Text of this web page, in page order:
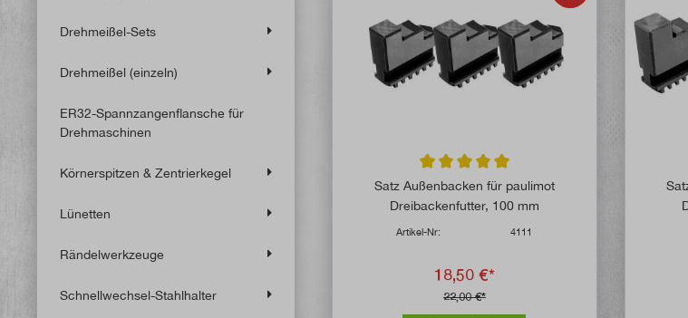
Drehmeißel-Sets
Drehmeißel (einzeln)
ER32-Spannzangenflansche für
Drehmaschinen
Körnerspitzen & Zentrierkegel
Lünetten
Rändelwerkzeuge
Schnellwechsel-Stahlhalter
Durchschnittliche Bewertung von 5 von 5
Satz Außenbacken für paulimot
Dreibackenfutter, 100 mm
Artikel-Nr: 4111
18,50 €*
22,00 €*